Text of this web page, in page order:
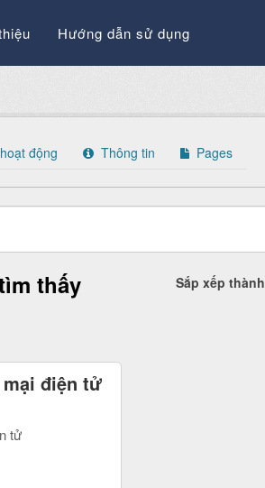
Hướng dẫn sử dụng
động Thông tin Pages
Sắp xếp thành
thấy
điện tử
tử